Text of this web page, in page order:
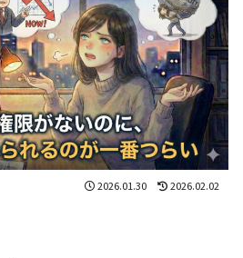
2026.01.30 2026.02.02